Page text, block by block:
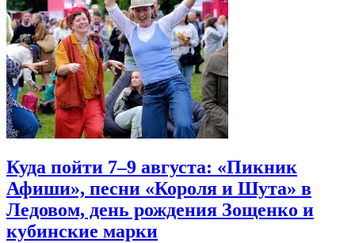
Куда пойти 7–9 августа: «Пикник
Афиши», песни «Короля и Шута» в
Ледовом, день рождения Зощенко и
кубинские марки